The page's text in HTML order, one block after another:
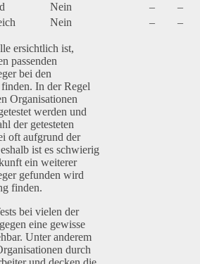
Nein –
–
Nein – –
ersichtlich ist,
passenden
bei den
In der Regel
Organisationen
werden und
der getesteten
oft aufgrund der
ist es schwierig
ein weiterer
gefunden wird
finden.
bei vielen der
eine gewisse
Unter anderem
durch